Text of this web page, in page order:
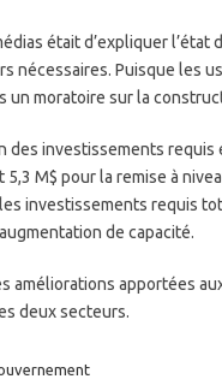
était d’expliquer
nécessaires. Puisque les
un moratoire sur la
investissements requis
5,3 M$ pour la remise à
investissements requis
de capacité.
améliorations apportées
deux secteurs.